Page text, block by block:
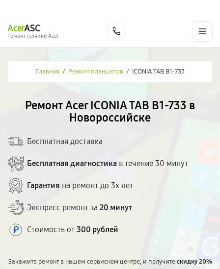
AcerASC
Ремонт техники Acer
Главная / Ремонт планшетов / ICONIA TAB B1-733
Ремонт Acer ICONIA TAB B1-733 в
Новороссийске
Бесплатная доставка
Бесплатная диагностика в течение 30 минут
Гарантия на ремонт до 3х лет
Экспресс ремонт за 20 минут
Стоимость от 300 рублей
Закажите ремонт в нашем сервисном центре, и получитескидку 20%